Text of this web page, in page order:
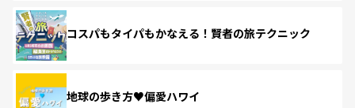
コスパもタイパもかなえる！賢者の旅テクニック
地球の歩き方♥偏愛ハワイ